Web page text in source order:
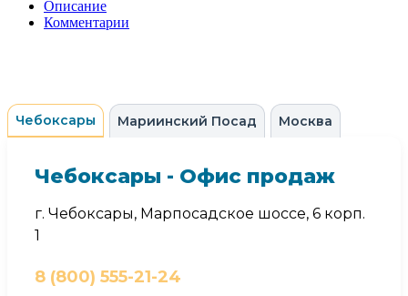
Описание
Комментарии
Чебоксары Мариинский Посад Москва
Чебоксары - Офис продаж
г. Чебоксары, Марпосадское шоссе, 6 корп.
1
8 (800) 555-21-24